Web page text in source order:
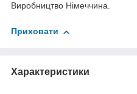
Виробництво Німеччина.
Приховати
Характеристики